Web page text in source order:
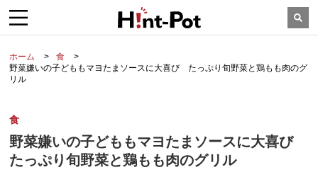
ホーム
食
野菜嫌いの子どももマヨたまソースに大喜び たっぷり旬野菜と鶏もも肉のグ
リル
食
野菜嫌いの子どももマヨたまソースに大喜び
たっぷり旬野菜と鶏もも肉のグリル